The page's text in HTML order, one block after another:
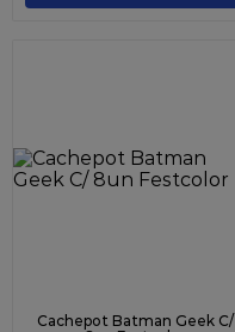
Cachepot Batman Geek C/